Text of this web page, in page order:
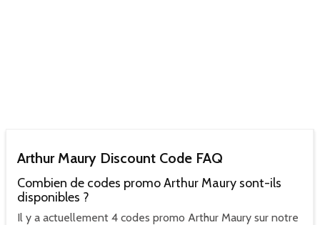
Arthur Maury Discount Code FAQ
Combien de codes promo Arthur Maury sont-ils
disponibles ?
Il y a actuellement 4 codes promo Arthur Maury sur notre